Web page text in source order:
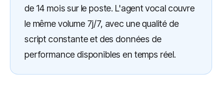
de 14 mois sur le poste. L'agent vocal couvre
le même volume 7j/7, avec une qualité de
script constante et des données de
performance disponibles en temps réel.